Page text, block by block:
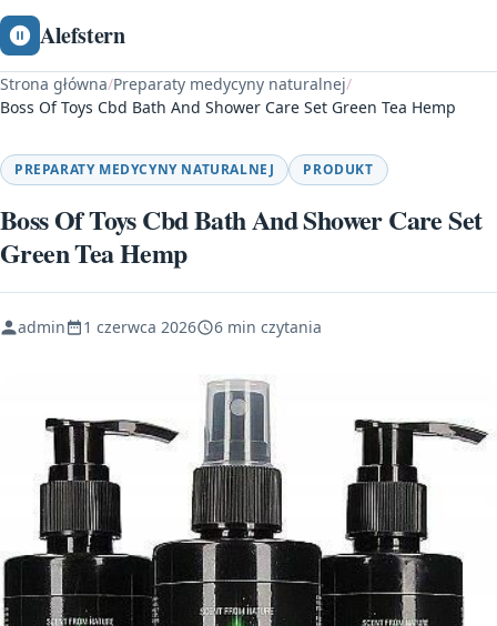
Alefstern
Strona główna/Preparaty medycyny naturalnej/
Boss Of Toys Cbd Bath And Shower Care Set Green Tea Hemp
PREPARATY MEDYCYNY NATURALNEJ PRODUKT
Boss Of Toys Cbd Bath And Shower Care Set
Green Tea Hemp
admin 1 czerwca 2026 6 min czytania